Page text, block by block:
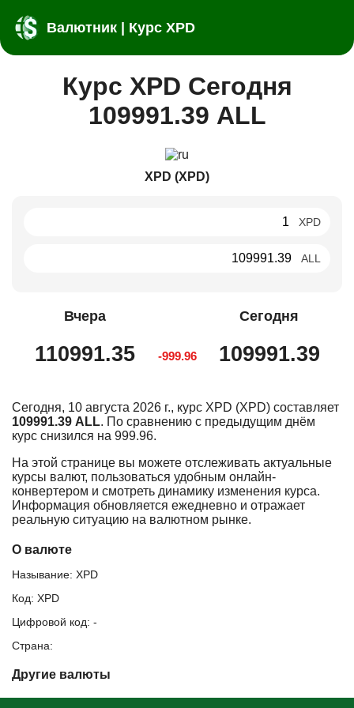
Валютник | Курс XPD
Курс XPD Сегодня
109991.39 ALL
XPD (XPD)
XPD
ALL
Вчера
110991.35 -999.96
Сегодня
109991.39
Сегодня, 10 августа 2026 г., курс XPD (XPD) составляет
109991.39 ALL. По сравнению с предыдущим днём
курс снизился на 999.96.
На этой странице вы можете отслеживать актуальные
курсы валют, пользоваться удобным онлайн-
конвертером и смотреть динамику изменения курса.
Информация обновляется ежедневно и отражает
реальную ситуацию на валютном рынке.
О валюте
Называние: XPD
Код: XPD
Цифровой код: -
Страна:
Другие валюты